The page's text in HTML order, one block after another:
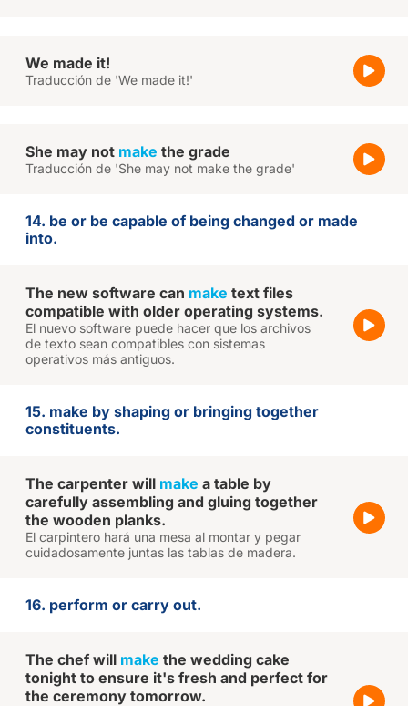
We made it!
Traducción de 'We made it!'
She may not make the grade
Traducción de 'She may not make the grade'
14. be or be capable of being changed or made
into.
The new software can make text files
compatible with older operating systems.
El nuevo software puede hacer que los archivos
de texto sean compatibles con sistemas
operativos más antiguos.
15. make by shaping or bringing together
constituents.
The carpenter will make a table by
carefully assembling and gluing together
the wooden planks.
El carpintero hará una mesa al montar y pegar
cuidadosamente juntas las tablas de madera.
16. perform or carry out.
The chef will make the wedding cake
tonight to ensure it's fresh and perfect for
the ceremony tomorrow.